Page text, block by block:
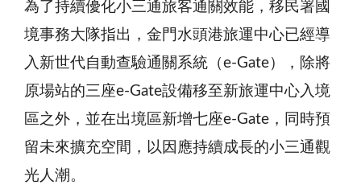
為了持續優化小三通旅客通關效能，移民署國
境事務大隊指出，金門水頭港旅運中心已經導
入新世代自動查驗通關系統（e-Gate），除將
原場站的三座e-Gate設備移至新旅運中心入境
區之外，並在出境區新增七座e-Gate，同時預
留未來擴充空間，以因應持續成長的小三通觀
光人潮。